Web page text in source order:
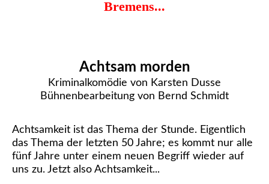
Bremens...
Achtsam morden
Kriminalkomödie von Karsten Dusse
Bühnenbearbeitung von Bernd Schmidt
Achtsamkeit ist das Thema der Stunde. Eigentlich
das Thema der letzten 50 Jahre; es kommt nur alle
fünf Jahre unter einem neuen Begriff wieder auf
uns zu. Jetzt also Achtsamkeit...